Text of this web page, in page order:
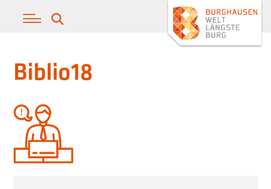
Biblio18